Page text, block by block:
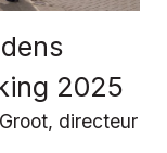
2025
directeur